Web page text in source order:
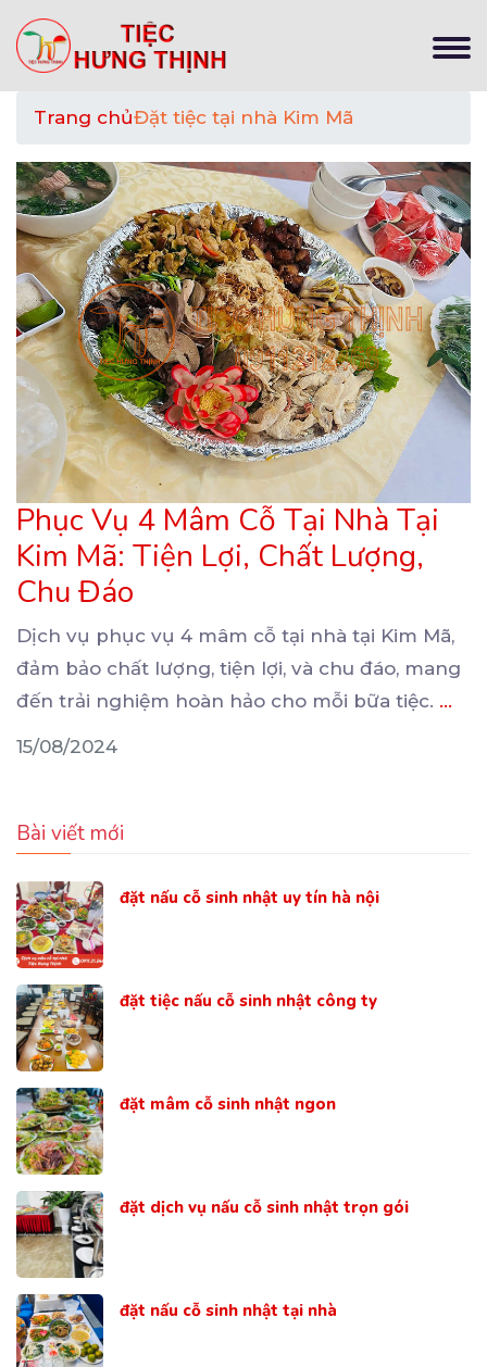
Trang chủĐặt tiệc tại nhà Kim Mã
Phục Vụ 4 Mâm Cỗ Tại Nhà Tại
Kim Mã: Tiện Lợi, Chất Lượng,
Chu Đáo
Dịch vụ phục vụ 4 mâm cỗ tại nhà tại Kim Mã,
đảm bảo chất lượng, tiện lợi, và chu đáo, mang
đến trải nghiệm hoàn hảo cho mỗi bữa tiệc. ...
15/08/2024
Bài viết mới
đặt nấu cỗ sinh nhật uy tín hà nội
đặt tiệc nấu cỗ sinh nhật công ty
đặt mâm cỗ sinh nhật ngon
đặt dịch vụ nấu cỗ sinh nhật trọn gói
đặt nấu cỗ sinh nhật tại nhà